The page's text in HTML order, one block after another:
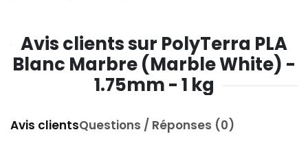
Avis clients sur PolyTerra PLA
Blanc Marbre (Marble White) -
1.75mm - 1 kg
Avis clientsQuestions / Réponses (0)